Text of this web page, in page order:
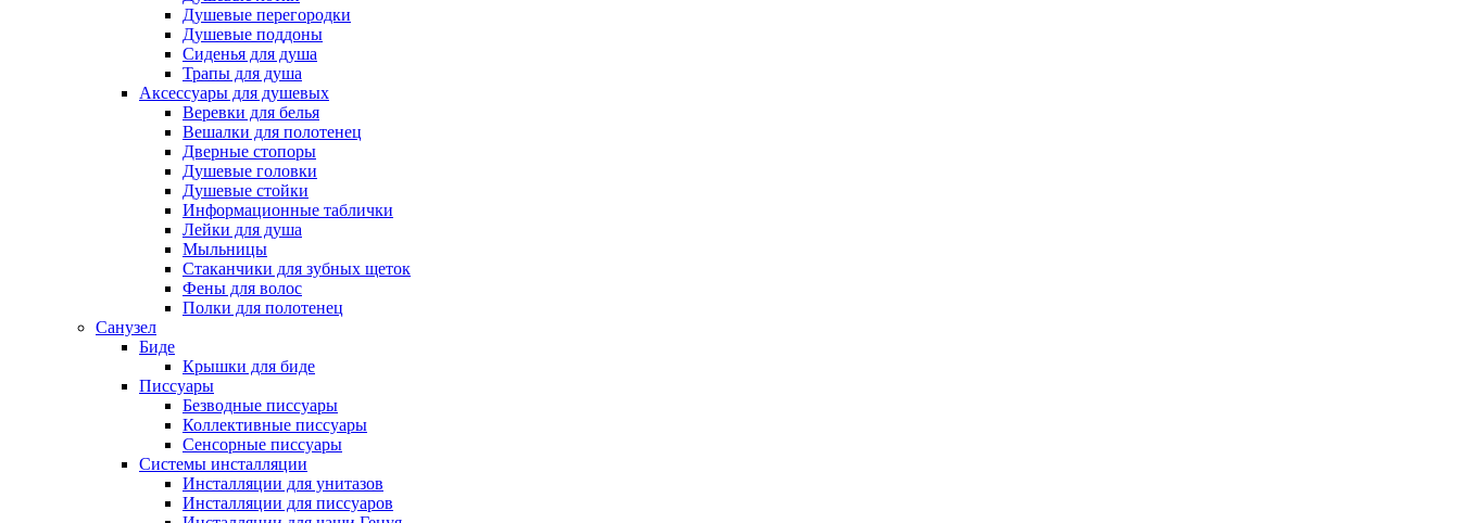
Душевые перегородки
Душевые поддоны
Сиденья для душа
Трапы для душа
Аксессуары для душевых
Веревки для белья
Вешалки для полотенец
Дверные стопоры
Душевые головки
Душевые стойки
Информационные таблички
Лейки для душа
Мыльницы
Стаканчики для зубных щеток
Фены для волос
Полки для полотенец
Санузел
Биде
Крышки для биде
Писсуары
Безводные писсуары
Коллективные писсуары
Сенсорные писсуары
Системы инсталляции
Инсталляции для унитазов
Инсталляции для писсуаров